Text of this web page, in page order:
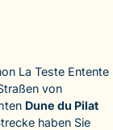
La Teste Entente
von
Dune du Pilat
haben Sie